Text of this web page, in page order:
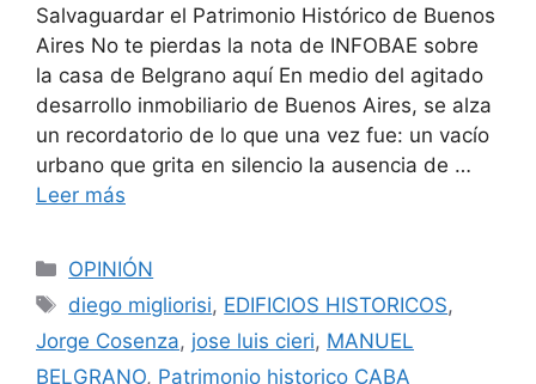
Salvaguardar el Patrimonio Histórico de Buenos
Aires No te pierdas la nota de INFOBAE sobre
la casa de Belgrano aquí En medio del agitado
desarrollo inmobiliario de Buenos Aires, se alza
un recordatorio de lo que una vez fue: un vacío
urbano que grita en silencio la ausencia de …
Leer más
Categorías
OPINIÓN
Etiquetas
diego migliorisi, EDIFICIOS HISTORICOS,
Jorge Cosenza, jose luis cieri, MANUEL
BELGRANO, Patrimonio historico CABA